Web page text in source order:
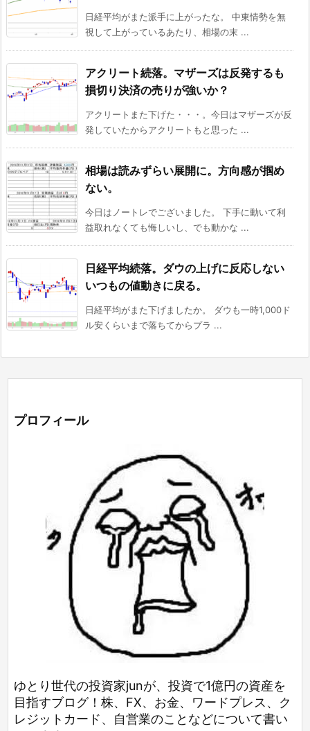
日経平均がまた派手に上がったな。 中東情勢を無
視して上がっているあたり、相場の末 ...
アクリート続落。マザーズは反発するも
損切り決済の売りが強いか？
アクリートまた下げた・・・。今日はマザーズが反
発していたからアクリートもと思った ...
相場は読みずらい展開に。方向感が掴め
ない。
今日はノートレでございました。 下手に動いて利
益取れなくても悔しいし、でも動かな ...
日経平均続落。ダウの上げに反応しない
いつもの値動きに戻る。
日経平均がまた下げましたか。 ダウも一時1,000ド
ル安くらいまで落ちてからプラ ...
プロフィール
ゆとり世代の投資家junが、投資で1億円の資産を
目指すブログ！株、FX、お金、ワードプレス、ク
レジットカード、自営業のことなどについて書い